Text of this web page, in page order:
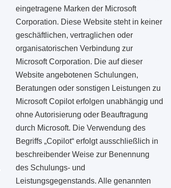
eingetragene Marken der Microsoft
Corporation. Diese Website steht in keiner
geschäftlichen, vertraglichen oder
organisatorischen Verbindung zur
Microsoft Corporation. Die auf dieser
Website angebotenen Schulungen,
Beratungen oder sonstigen Leistungen zu
Microsoft Copilot erfolgen unabhängig und
ohne Autorisierung oder Beauftragung
durch Microsoft. Die Verwendung des
Begriffs „Copilot“ erfolgt ausschließlich in
beschreibender Weise zur Benennung
des Schulungs- und
Leistungsgegenstands. Alle genannten